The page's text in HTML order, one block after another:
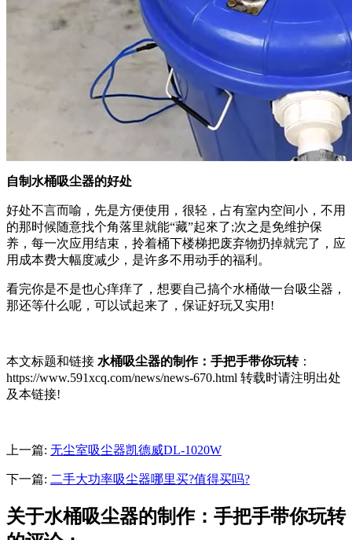
自制水桶吸尘器的好处
好处不言而喻，先是方便使用，很轻，占有室内空间小，不用
的那时候随意找个角落里就能“藏”起來了;次之是免维护保
养，每一次应用结束，拎着桶下楼梯把废弃物扔掉就完了，应
用成本费大幅度减少，是许多不用动手的福利。
看完你是不是也心痒痒了，想要自己搞个水桶做一台吸尘器，
那还等什么呢，可以试起来了，保证好玩又实用!
本文标题和链接 水桶吸尘器的制作：手把手带你玩转：
https://www.591xcq.com/news/news-670.html 转载时请注明出处
及本链接!
上一篇: 无尘室吸尘器凯德威DL-1020W
下一篇: 二手大功率吸尘器哪里买?值得买吗?
关于水桶吸尘器的制作：手把手带你玩转